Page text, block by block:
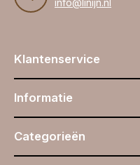
info@linijn.nl
Klantenservice
Informatie
Categorieën